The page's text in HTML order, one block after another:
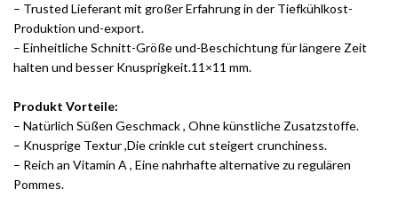
– Trusted Lieferant mit großer Erfahrung in der Tiefkühlkost-
Produktion und-export.
– Einheitliche Schnitt-Größe und-Beschichtung für längere Zeit
halten und besser Knusprigkeit.11×11 mm.
Produkt Vorteile:
– Natürlich Süßen Geschmack , Ohne künstliche Zusatzstoffe.
– Knusprige Textur ,Die crinkle cut steigert crunchiness.
– Reich an Vitamin A , Eine nahrhafte alternative zu regulären
Pommes.